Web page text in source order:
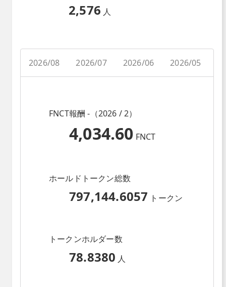
2,576 人
2026/08 2026/07 2026/06 2026/05
FNCT報酬 -（2026 / 2）
4,034.60 FNCT
ホールドトークン総数
797,144.6057 トークン
トークンホルダー数
78.8380 人